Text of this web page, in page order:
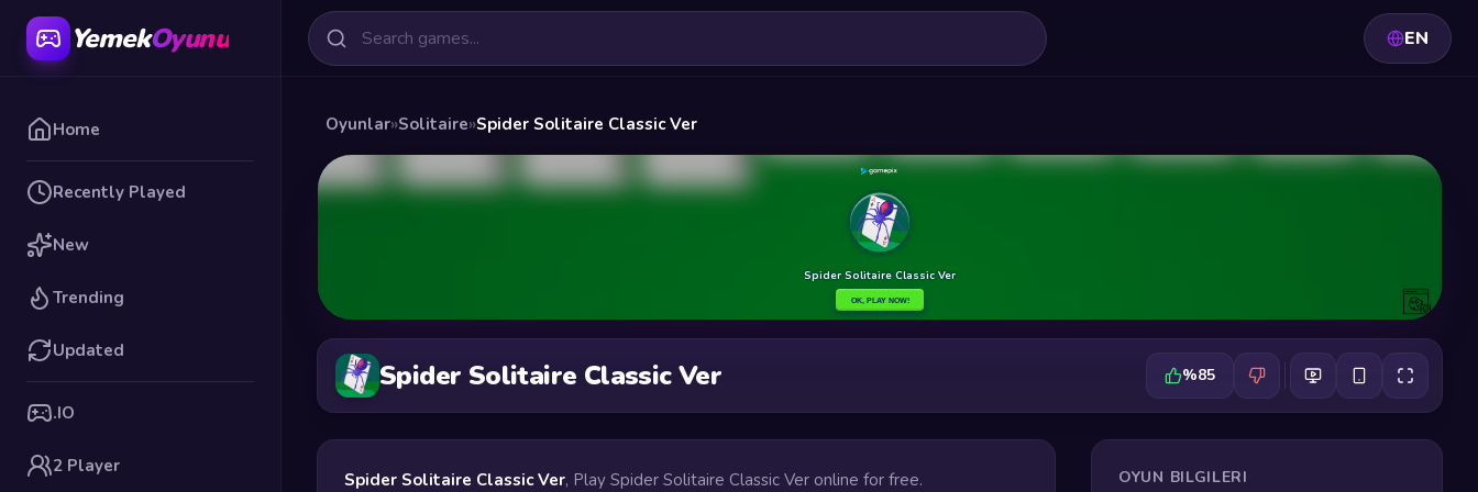
YemekOyunu
Home
Recently Played
New
Trending
Updated
.IO
2 Player
EN
Oyunlar»Solitaire»Spider Solitaire Classic Ver
Spider Solitaire Classic Ver %85
Spider Solitaire Classic Ver, Play Spider Solitaire Classic Ver online for free. OYUN BILGILERI